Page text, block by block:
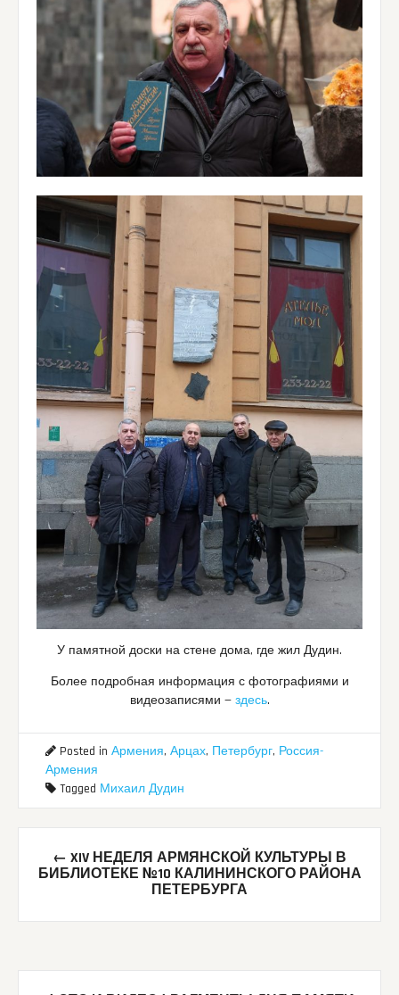
У памятной доски на стене дома, где жил Дудин.
Более подробная информация с фотографиями и
видеозаписями — здесь.
Posted in Армения, Арцах, Петербург, Россия-
Армения
Tagged Михаил Дудин
Post
navigation
← XIV НЕДЕЛЯ АРМЯНСКОЙ КУЛЬТУРЫ В
БИБЛИОТЕКЕ №10 КАЛИНИНСКОГО РАЙОНА
ПЕТЕРБУРГА